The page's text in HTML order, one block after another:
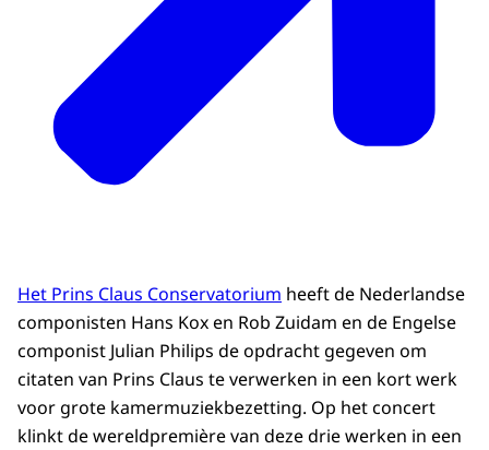
Het Prins Claus Conservatorium heeft de Nederlandse
componisten Hans Kox en Rob Zuidam en de Engelse
componist Julian Philips de opdracht gegeven om
citaten van Prins Claus te verwerken in een kort werk
voor grote kamermuziekbezetting. Op het concert
klinkt de wereldpremière van deze drie werken in een